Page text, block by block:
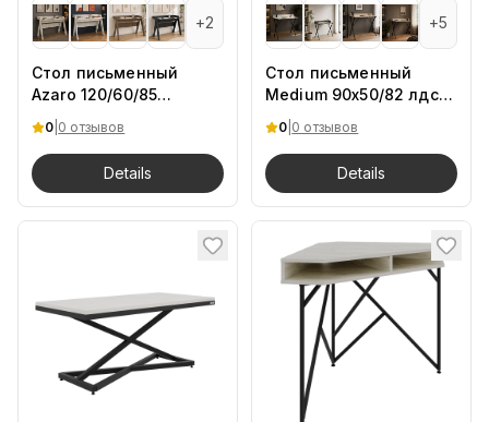
+2
Стол письменный
Azaro 120/60/85
Кашемир.Цемент
песочный
0 0 отзывов
Details
+5
Стол письменный
Medium 90х50/82 лдсп
DSan
0 0 отзывов
Details